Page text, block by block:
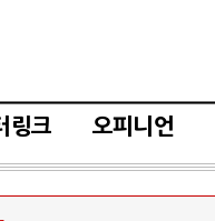
링크 오피니언